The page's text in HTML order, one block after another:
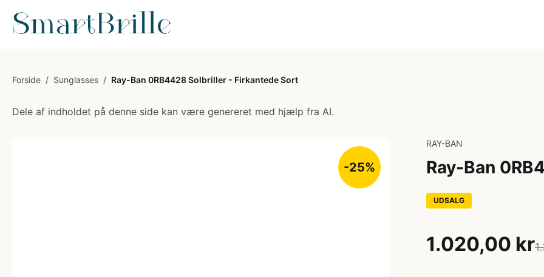
Forside / Sunglasses / Ray-Ban 0RB4428 Solbriller - Firkantede Sort
Dele af indholdet på denne side kan være genereret med hjælp fra AI.
-25%
RAY-BAN
Ray-Ban
UDSALG
1.020,00 kr